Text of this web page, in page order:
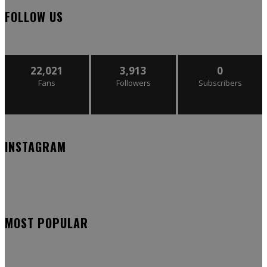
FOLLOW US
22,021
Fans
3,913
Followers
0
Subscribers
INSTAGRAM
MOST POPULAR